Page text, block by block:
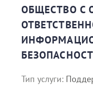
ОБЩЕСТВО С
Тип услуги: